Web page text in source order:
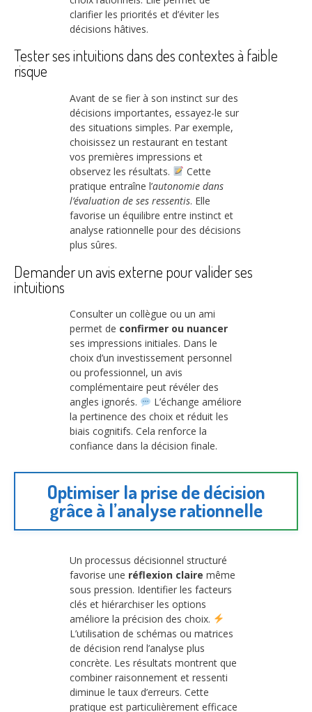
clarifier les priorités et d’éviter les
décisions hâtives.
Tester ses intuitions dans des contextes à faible
risque
Avant de se fier à son instinct sur des
décisions importantes, essayez-le sur
des situations simples. Par exemple,
choisissez un restaurant en testant
vos premières impressions et
observez les résultats.
Cette
pratique entraîne l’autonomie dans
l’évaluation de ses ressentis. Elle
favorise un équilibre entre instinct et
analyse rationnelle pour des décisions
plus sûres.
Demander un avis externe pour valider ses
intuitions
Consulter un collègue ou un ami
permet de confirmer ou nuancer
ses impressions initiales. Dans le
choix d’un investissement personnel
ou professionnel, un avis
complémentaire peut révéler des
angles ignorés.
L’échange améliore
la pertinence des choix et réduit les
biais cognitifs. Cela renforce la
confiance dans la décision finale.
Optimiser la prise de décision
grâce à l’analyse rationnelle
Un processus décisionnel structuré
favorise une réflexion claire même
sous pression. Identifier les facteurs
clés et hiérarchiser les options
améliore la précision des choix.
L’utilisation de schémas ou matrices
de décision rend l’analyse plus
concrète. Les résultats montrent que
combiner raisonnement et ressenti
diminue le taux d’erreurs. Cette
pratique est particulièrement efficace